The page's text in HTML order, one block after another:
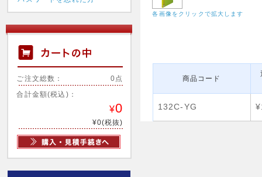
ご注文総数： 0点
合計金額(税込)：
¥0
¥0(税抜)
各画像をクリックで拡大します
商品コード
132C-YG